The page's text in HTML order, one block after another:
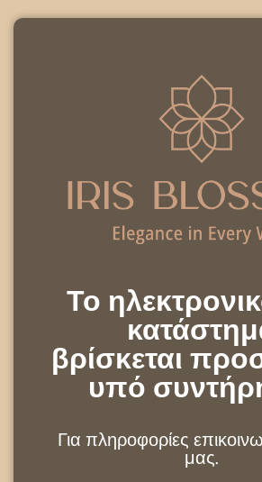
Το
βρίσκεται
υπό
Για πληροφορίες
μας.